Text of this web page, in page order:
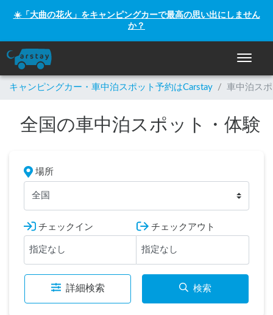
☀️「大曲の花火」をキャンピングカーで最高の思い出にしません
か？
ナビゲ
キャンピングカー・車中泊スポット予約はCarstay / 車中泊ス
全国の車中泊スポット・体験
場所
全国
チェックイン チェックアウト
詳細検索 検索